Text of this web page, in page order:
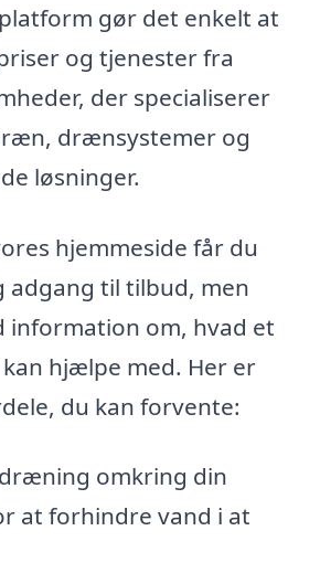
gør det enkelt at
og tjenester fra
der specialiserer
drænsystemer og
løsninger.
hjemmeside får du
adgang til tilbud, men
om, hvad et
hjælpe med. Her er
du kan forvente:
omkring din
at forhindre vand i at